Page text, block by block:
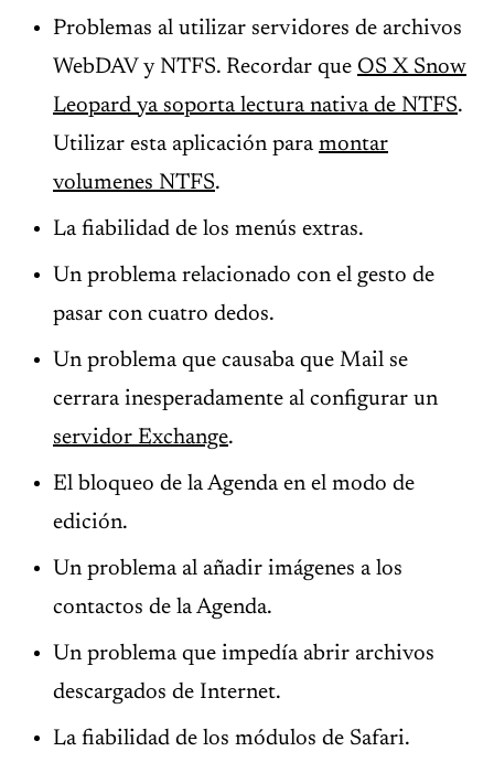
Problemas al utilizar servidores de archivos
WebDAV y NTFS. Recordar que OS X Snow
Leopard ya soporta lectura nativa de NTFS.
Utilizar esta aplicación para montar
volumenes NTFS.
La fiabilidad de los menús extras.
Un problema relacionado con el gesto de
pasar con cuatro dedos.
Un problema que causaba que Mail se
cerrara inesperadamente al configurar un
servidor Exchange.
El bloqueo de la Agenda en el modo de
edición.
Un problema al añadir imágenes a los
contactos de la Agenda.
Un problema que impedía abrir archivos
descargados de Internet.
La fiabilidad de los módulos de Safari.